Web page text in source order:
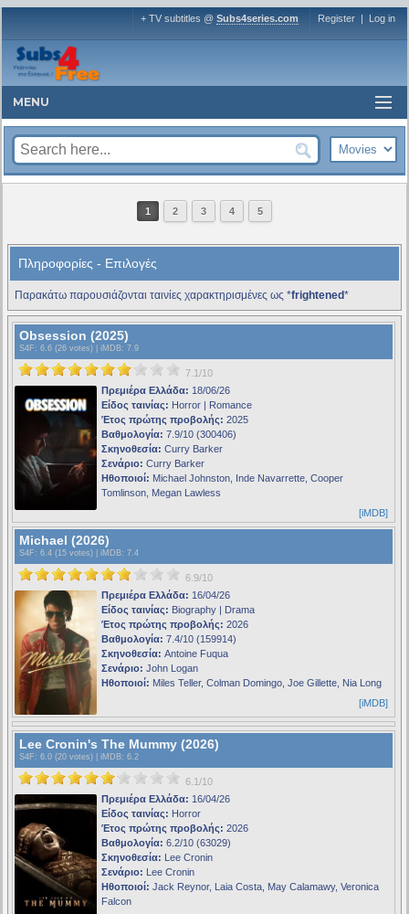
+ TV subtitles @ Subs4series.com Register | Log in
MENU
1 2 3 4 5
Πληροφορίες - Επιλογές
Παρακάτω παρουσιάζονται ταινίες χαρακτηρισμένες ως *frightened*
Obsession (2025)
S4F : 6.6 (26 votes) | iMDB: 7.9
7.1/10
Πρεμιέρα Ελλάδα: 18/06/26
Είδος ταινίας: Horror | Romance
Έτος πρώτης προβολής: 2025
Βαθμολογία: 7.9/10 (300406)
Σκηνοθεσία: Curry Barker
Σενάριο: Curry Barker
Ηθοποιοί: Michael Johnston, Inde Navarrette, Cooper
Tomlinson, Megan Lawless
[iMDB]
Michael (2026)
S4F : 6.4 (15 votes) | iMDB: 7.4
6.9/10
Πρεμιέρα Ελλάδα: 16/04/26
Είδος ταινίας: Biography | Drama
Έτος πρώτης προβολής: 2026
Βαθμολογία: 7.4/10 (159914)
Σκηνοθεσία: Antoine Fuqua
Σενάριο: John Logan
Ηθοποιοί: Miles Teller, Colman Domingo, Joe Gillette, Nia Long
[iMDB]
Lee Cronin's The Mummy (2026)
S4F : 6.0 (20 votes) | iMDB: 6.2
6.1/10
Πρεμιέρα Ελλάδα: 16/04/26
Είδος ταινίας: Horror
Έτος πρώτης προβολής: 2026
Βαθμολογία: 6.2/10 (63029)
Σκηνοθεσία: Lee Cronin
Σενάριο: Lee Cronin
Ηθοποιοί: Jack Reynor, Laia Costa, May Calamawy, Veronica
Falcon